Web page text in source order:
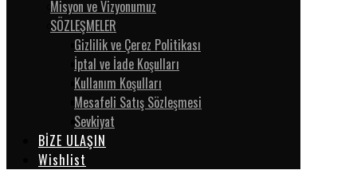
Misyon ve Vizyonumuz
SÖZLEŞMELER
Gizlilik ve Çerez Politikası
İptal ve İade Koşulları
Kullanım Koşulları
Mesafeli Satış Sözleşmesi
Sevkiyat
BİZE ULAŞIN
Wishlist